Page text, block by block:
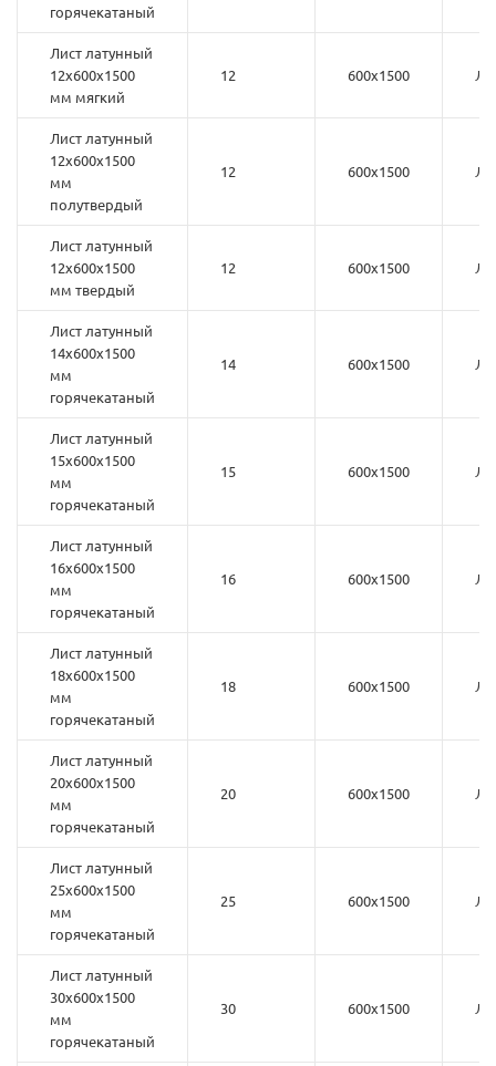
горячекатаный
Лист латунный
12х600х1500
мм мягкий
12 600х1500
Лист латунный
12х600х1500
мм
полутвердый
12 600х1500
Лист латунный
12х600х1500
мм твердый
12 600х1500
Лист латунный
14х600х1500
мм
горячекатаный
14 600х1500
Лист латунный
15х600х1500
мм
горячекатаный
15 600х1500
Лист латунный
16х600х1500
мм
горячекатаный
16 600х1500
Лист латунный
18х600х1500
мм
горячекатаный
18 600х1500
Лист латунный
20х600х1500
мм
горячекатаный
20 600х1500
Лист латунный
25х600х1500
мм
горячекатаный
25 600х1500
Лист латунный
30х600х1500
мм
горячекатаный
30 600х1500